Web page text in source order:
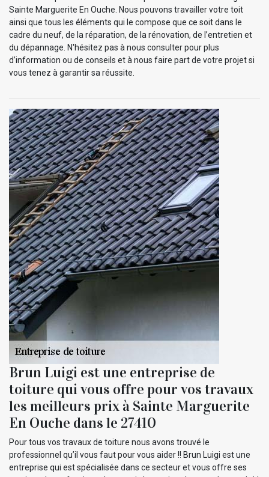
Sainte Marguerite En Ouche. Nous pouvons travailler votre toit
ainsi que tous les éléments qui le compose que ce soit dans le
cadre du neuf, de la réparation, de la rénovation, de l’entretien et
du dépannage. N'hésitez pas à nous consulter pour plus
d’information ou de conseils et à nous faire part de votre projet si
vous tenez à garantir sa réussite.
Brun Luigi est une entreprise de
toiture qui vous offre pour vos travaux
les meilleurs prix à Sainte Marguerite
En Ouche dans le 27410
Pour tous vos travaux de toiture nous avons trouvé le
professionnel qu’il vous faut pour vous aider !! Brun Luigi est une
entreprise qui est spécialisée dans ce secteur et vous offre ses